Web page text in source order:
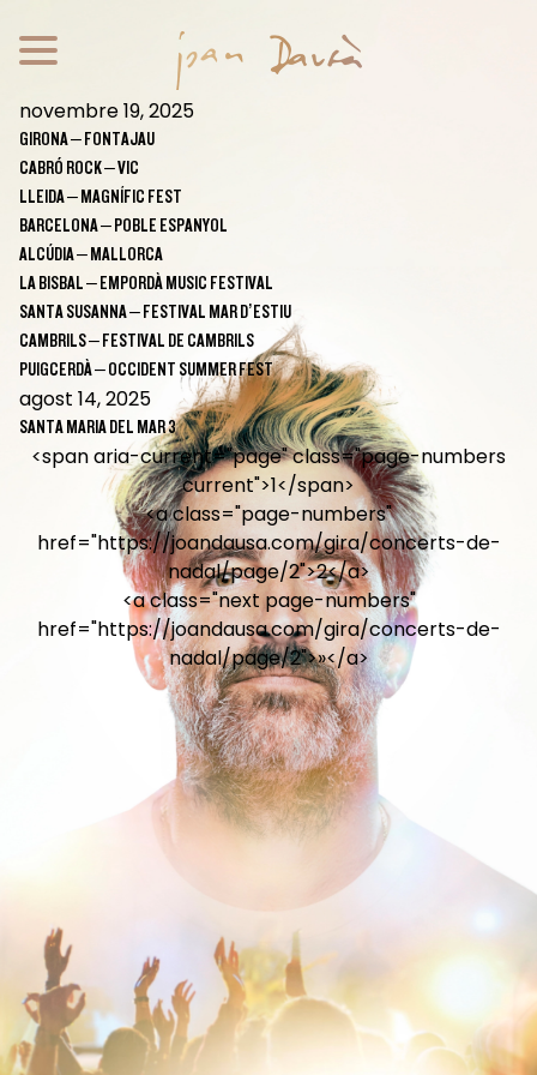
novembre 19, 2025
GIRONA – FONTAJAU
CABRÓ ROCK – VIC
LLEIDA – MAGNÍFIC FEST
BARCELONA – POBLE ESPANYOL
ALCÚDIA – MALLORCA
LA BISBAL – EMPORDÀ MUSIC FESTIVAL
SANTA SUSANNA – FESTIVAL MAR D’ESTIU
CAMBRILS – FESTIVAL DE CAMBRILS
PUIGCERDÀ – OCCIDENT SUMMER FEST
agost 14, 2025
SANTA MARIA DEL MAR 3
<span aria-current="page" class="page-numbers
current">1</span>
<a class="page-numbers"
href="https://joandausa.com/gira/concerts-de-
nadal/page/2">2</a>
<a class="next page-numbers"
href="https://joandausa.com/gira/concerts-de-
nadal/page/2">»</a>